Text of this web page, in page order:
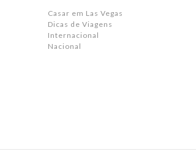
Casar em Las Vegas
Dicas de Viagens
Internacional
Nacional